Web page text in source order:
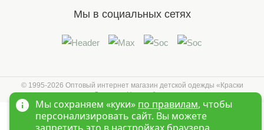
Мы в социальных сетях
© 1995-2026 Оптовый интернет магазин детской одежды «Краски
Детства»Новосибирск
Мы сохраняем «куки» по правилам, чтобы
персонализировать сайт. Вы можете